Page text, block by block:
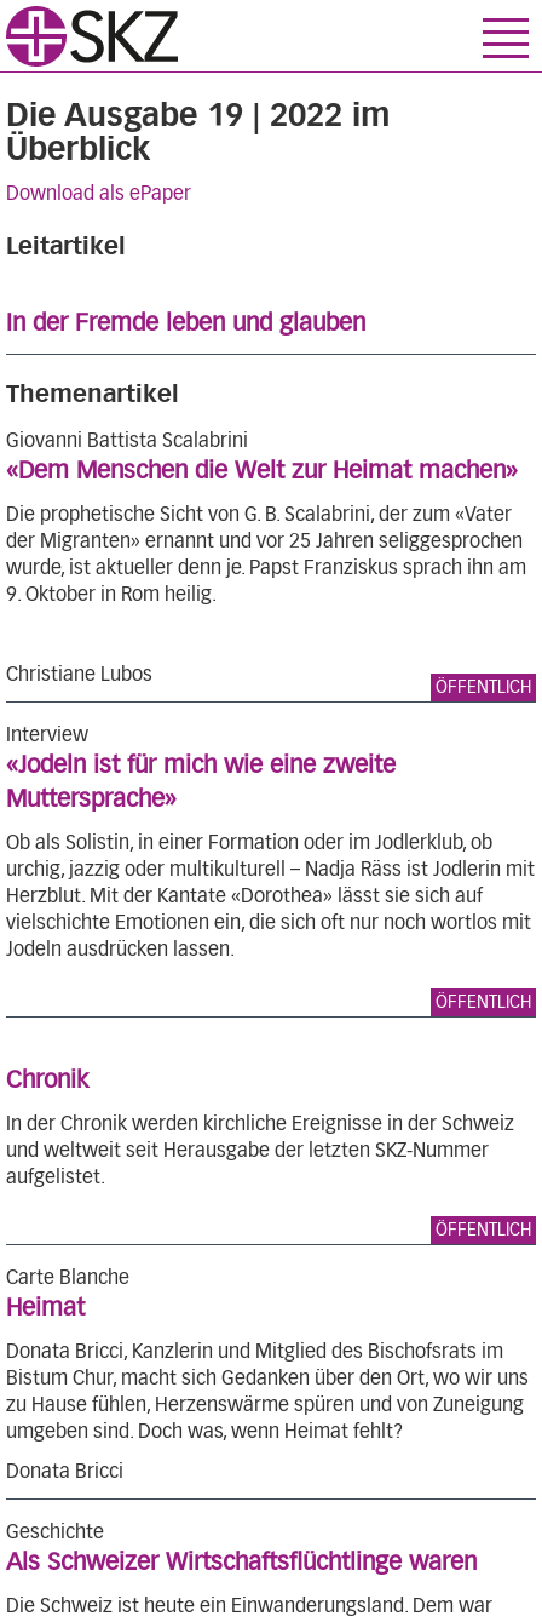
Die Ausgabe 19 | 2022 im
Überblick
Download als ePaper
Leitartikel
In der Fremde leben und glauben
Themenartikel
Giovanni Battista Scalabrini
«Dem Menschen die Welt zur Heimat machen»
Die prophetische Sicht von G. B. Scalabrini, der zum «Vater
der Migranten» ernannt und vor 25 Jahren seliggesprochen
wurde, ist aktueller denn je. Papst Franziskus sprach ihn am
9. Oktober in Rom heilig.
Christiane Lubos
ÖFFENTLICH
Interview
«Jodeln ist für mich wie eine zweite
Muttersprache»
Ob als Solistin, in einer Formation oder im Jodlerklub, ob
urchig, jazzig oder multikulturell – Nadja Räss ist Jodlerin mit
Herzblut. Mit der Kantate «Dorothea» lässt sie sich auf
vielschichte Emotionen ein, die sich oft nur noch wortlos mit
Jodeln ausdrücken lassen.
ÖFFENTLICH
Chronik
In der Chronik werden kirchliche Ereignisse in der Schweiz
und weltweit seit Herausgabe der letzten SKZ-Nummer
aufgelistet.
ÖFFENTLICH
Carte Blanche
Heimat
Donata Bricci, Kanzlerin und Mitglied des Bischofsrats im
Bistum Chur, macht sich Gedanken über den Ort, wo wir uns
zu Hause fühlen, Herzenswärme spüren und von Zuneigung
umgeben sind. Doch was, wenn Heimat fehlt?
Donata Bricci
Geschichte
Als Schweizer Wirtschaftsflüchtlinge waren
Die Schweiz ist heute ein Einwanderungsland. Dem war